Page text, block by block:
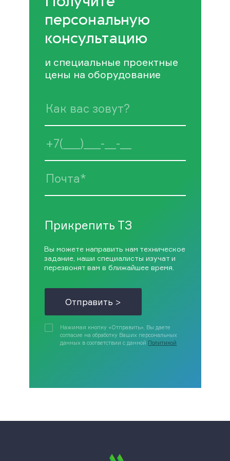
персональную
консультацию
и специальные проектные
цены на оборудование
Прикрепить ТЗ
Вы можете направить нам техническое
задание, наши специалисты изучат и
перезвонят вам в ближайшее время.
Отправить >
Нажимая кнопку «Отправить», Вы даете
согласие на обработку Ваших персональных
данных в соответствии с данной Политикой